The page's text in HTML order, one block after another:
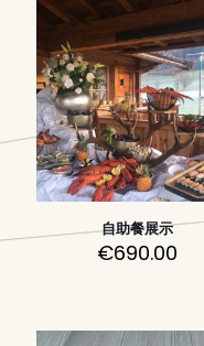
自助餐展示
€690.00